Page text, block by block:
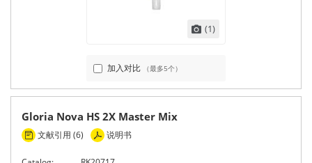
(1)
加入对比 （最多5个）
Gloria Nova HS 2X Master Mix
文献引用 (6) 说明书